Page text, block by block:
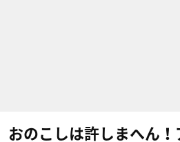
おのこしは許しまへん！